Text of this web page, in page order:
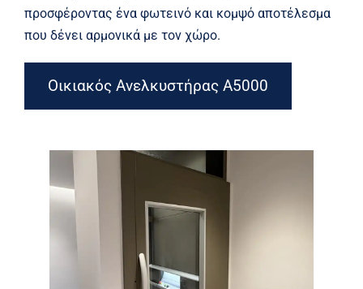
προσφέροντας ένα φωτεινό και κομψό αποτέλεσμα
που δένει αρμονικά με τον χώρο.
Οικιακός Ανελκυστήρας A5000